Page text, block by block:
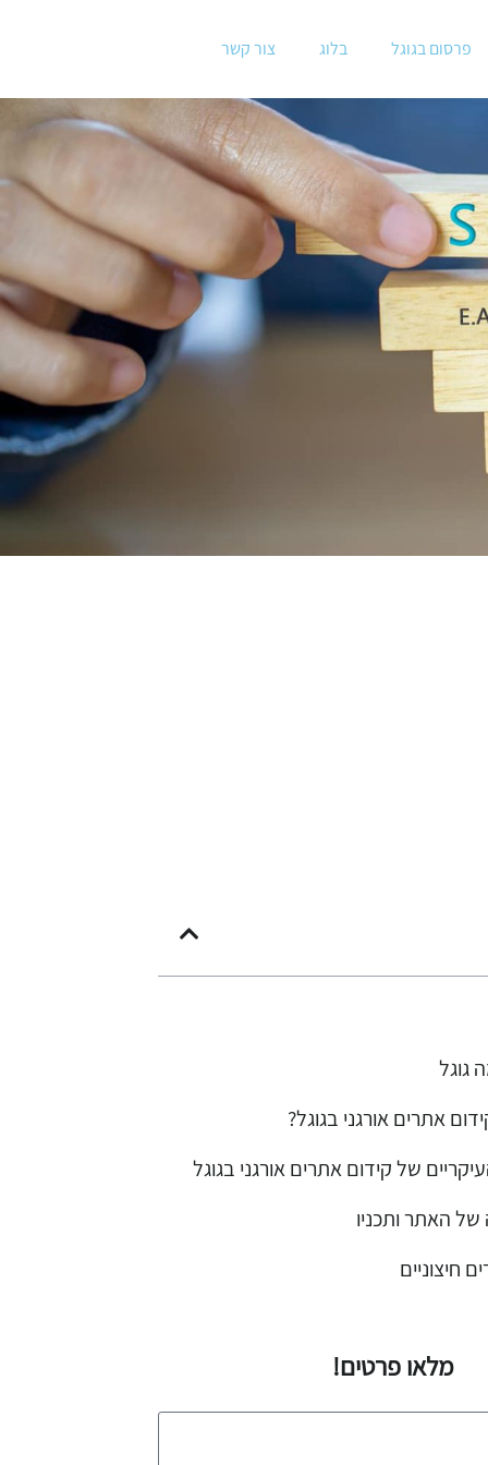
פרסום בגוגל בלוג צור קשר
גוגל
אתרים אורגני בגוגל?
של קידום אתרים אורגני בגוגל
של האתר ותכניו
חיצוניים
מלאו פרטים!